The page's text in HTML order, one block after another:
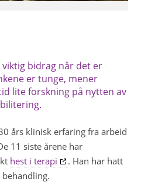
bidrag når det er
er tunge, mener
lite forskning på nytten av
års klinisk erfaring fra arbeid
11 siste årene har
hest i terapi
. Han har hatt